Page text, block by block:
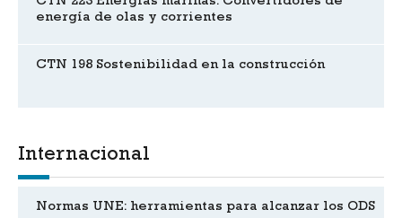
energía de olas y corrientes
CTN 198 Sostenibilidad en la construcción
Internacional
Normas UNE: herramientas para alcanzar los ODS